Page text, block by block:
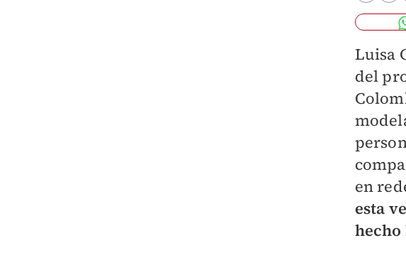
Luisa
del
en
esta
hecho